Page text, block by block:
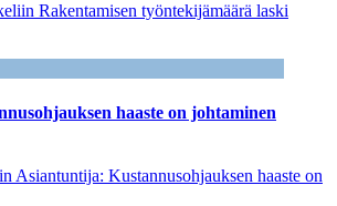
Rakentamisen työntekijämäärä laski
haaste on johtaminen
Asiantuntija: Kustannusohjauksen haaste on